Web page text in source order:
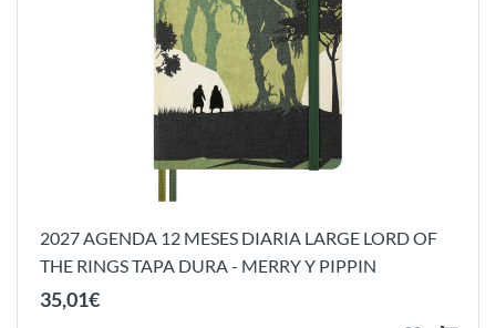
2027 AGENDA 12 MESES DIARIA LARGE LORD OF
THE RINGS TAPA DURA - MERRY Y PIPPIN
35,01€